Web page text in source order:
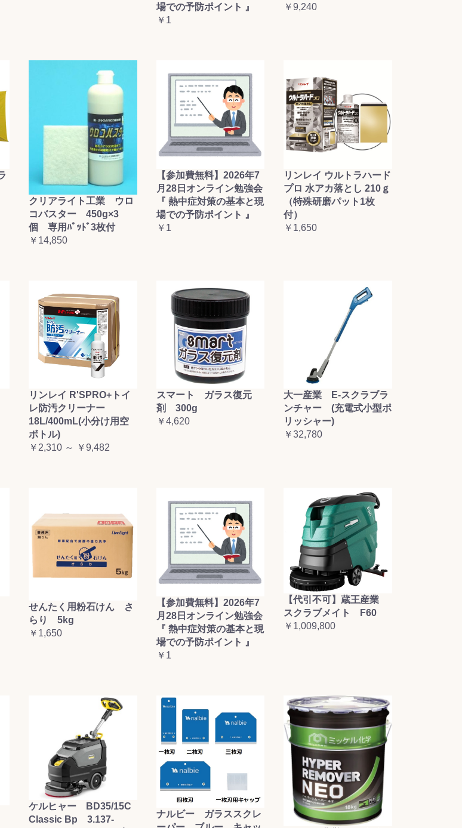
買い物を続ける カートへ進む
場での予防ポイント 』
￥1
￥9,240
クリアライト工業 ウロ
コバスター 450g×3
個 専用ﾊﾟｯﾄﾞ3枚付
￥14,850
【参加費無料】2026年7
月28日オンライン勉強会
『 熱中症対策の基本と現
場での予防ポイント 』
￥1
リンレイ ウルトラハード
プロ 水アカ落とし 210ｇ
（特殊研磨パット1枚
付）
￥1,650
リンレイ R'SPRO+トイ
レ防汚クリーナー
18L/400mL(小分け用空
ボトル)
￥2,310 ～ ￥9,482
スマート ガラス復元
剤 300g
￥4,620
大一産業 E-スクラブラ
ンチャー (充電式小型ポ
リッシャー)
￥32,780
せんたく用粉石けん さ
らり 5kg
￥1,650
【参加費無料】2026年7
月28日オンライン勉強会
『 熱中症対策の基本と現
場での予防ポイント 』
￥1
【代引不可】蔵王産業
スクラブメイト F60
￥1,009,800
ケルヒャー BD35/15C
Classic Bp 3.137-
ナルビー ガラススクレ